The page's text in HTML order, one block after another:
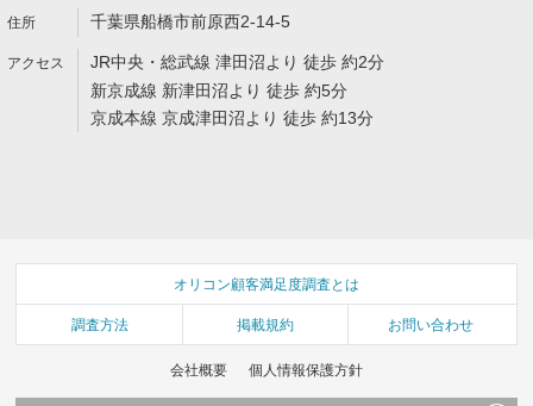
千葉県船橋市前原西2-14-5
JR中央・総武線 津田沼より 徒歩 約2分
新京成線 新津田沼より 徒歩 約5分
京成本線 京成津田沼より 徒歩 約13分
オリコン顧客満足度調査とは
調査方法 掲載規約 お問い合わせ
会社概要 個人情報保護方針